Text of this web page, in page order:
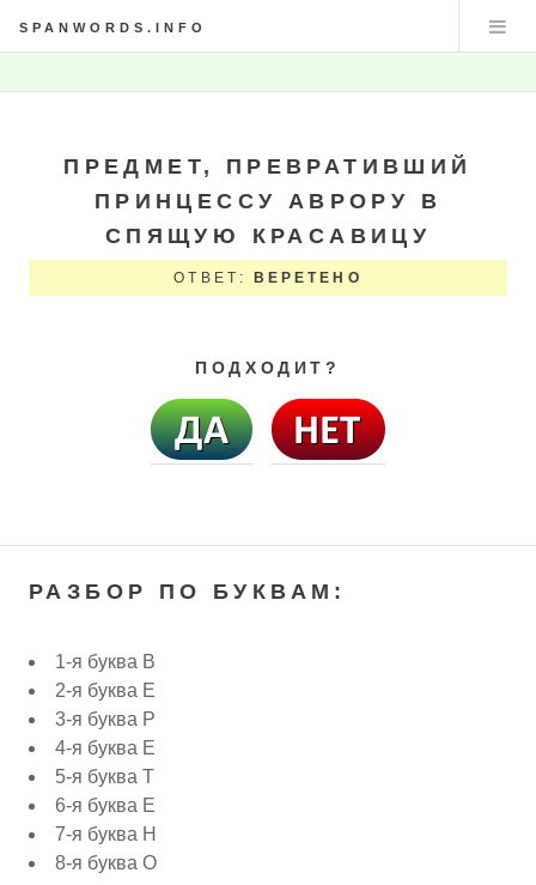
SPANWORDS.INFO
ПРЕДМЕТ, ПРЕВРАТИВШИЙ
ПРИНЦЕССУ АВРОРУ В
СПЯЩУЮ КРАСАВИЦУ
ОТВЕТ: ВЕРЕТЕНО
ПОДХОДИТ?
РАЗБОР ПО БУКВАМ:
1-я буква В
2-я буква Е
3-я буква Р
4-я буква Е
5-я буква Т
6-я буква Е
7-я буква Н
8-я буква О